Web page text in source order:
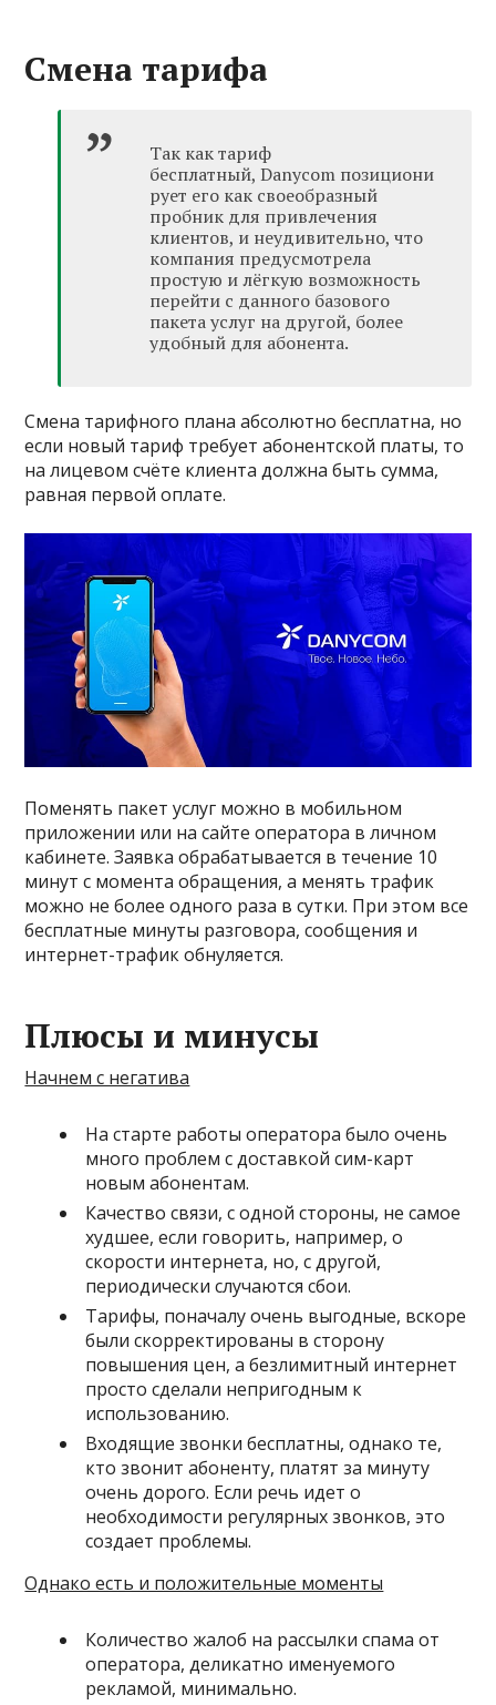
Смена тарифа
Так как тариф
бесплатный, Danycom позициони
рует его как своеобразный
пробник для привлечения
клиентов, и неудивительно, что
компания предусмотрела
простую и лёгкую возможность
перейти с данного базового
пакета услуг на другой, более
удобный для абонента.
Смена тарифного плана абсолютно бесплатна, но
если новый тариф требует абонентской платы, то
на лицевом счёте клиента должна быть сумма,
равная первой оплате.
Поменять пакет услуг можно в мобильном
приложении или на сайте оператора в личном
кабинете. Заявка обрабатывается в течение 10
минут с момента обращения, а менять трафик
можно не более одного раза в сутки. При этом все
бесплатные минуты разговора, сообщения и
интернет-трафик обнуляется.
Плюсы и минусы
Начнем с негатива
На старте работы оператора было очень
много проблем с доставкой сим-карт
новым абонентам.
Качество связи, с одной стороны, не самое
худшее, если говорить, например, о
скорости интернета, но, с другой,
периодически случаются сбои.
Тарифы, поначалу очень выгодные, вскоре
были скорректированы в сторону
повышения цен, а безлимитный интернет
просто сделали непригодным к
использованию.
Входящие звонки бесплатны, однако те,
кто звонит абоненту, платят за минуту
очень дорого. Если речь идет о
необходимости регулярных звонков, это
создает проблемы.
Однако есть и положительные моменты
Количество жалоб на рассылки спама от
оператора, деликатно именуемого
рекламой, минимально.